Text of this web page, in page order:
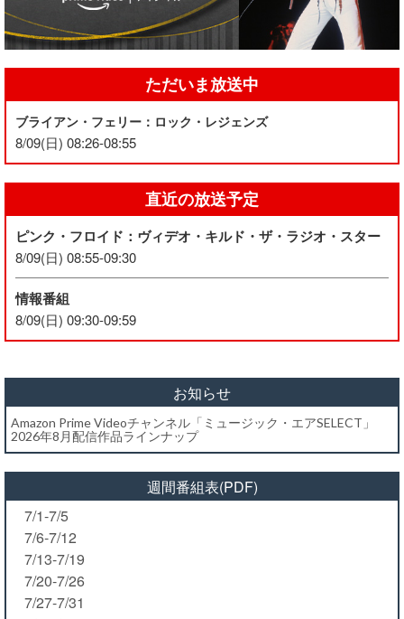
ただいま放送中
ブライアン・フェリー：ロック・レジェンズ
8/09(日) 08:26-08:55
直近の放送予定
ピンク・フロイド：ヴィデオ・キルド・ザ・ラジオ・スター
8/09(日) 08:55-09:30
情報番組
8/09(日) 09:30-09:59
お知らせ
Amazon Prime Videoチャンネル「ミュージック・エアSELECT」
2026年8月配信作品ラインナップ
週間番組表(PDF)
7/1-7/5
7/6-7/12
7/13-7/19
7/20-7/26
7/27-7/31